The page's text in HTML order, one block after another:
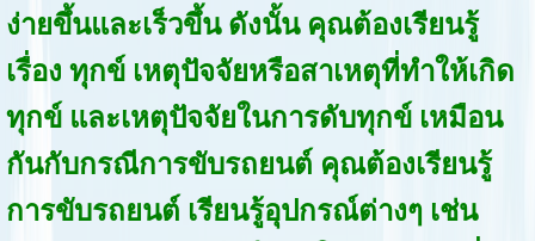
ง่ายขึ้นและเร็วขึ้น ดังนั้น คุณต้องเรียนรู้
เรื่อง ทุกข์ เหตุปัจจัยหรือสาเหตุที่ทำให้เกิด
ทุกข์ และเหตุปัจจัยในการดับทุกข์ เหมือน
กันกับกรณีการขับรถยนต์ คุณต้องเรียนรู้
การขับรถยนต์ เรียนรู้อุปกรณ์ต่างๆ เช่น